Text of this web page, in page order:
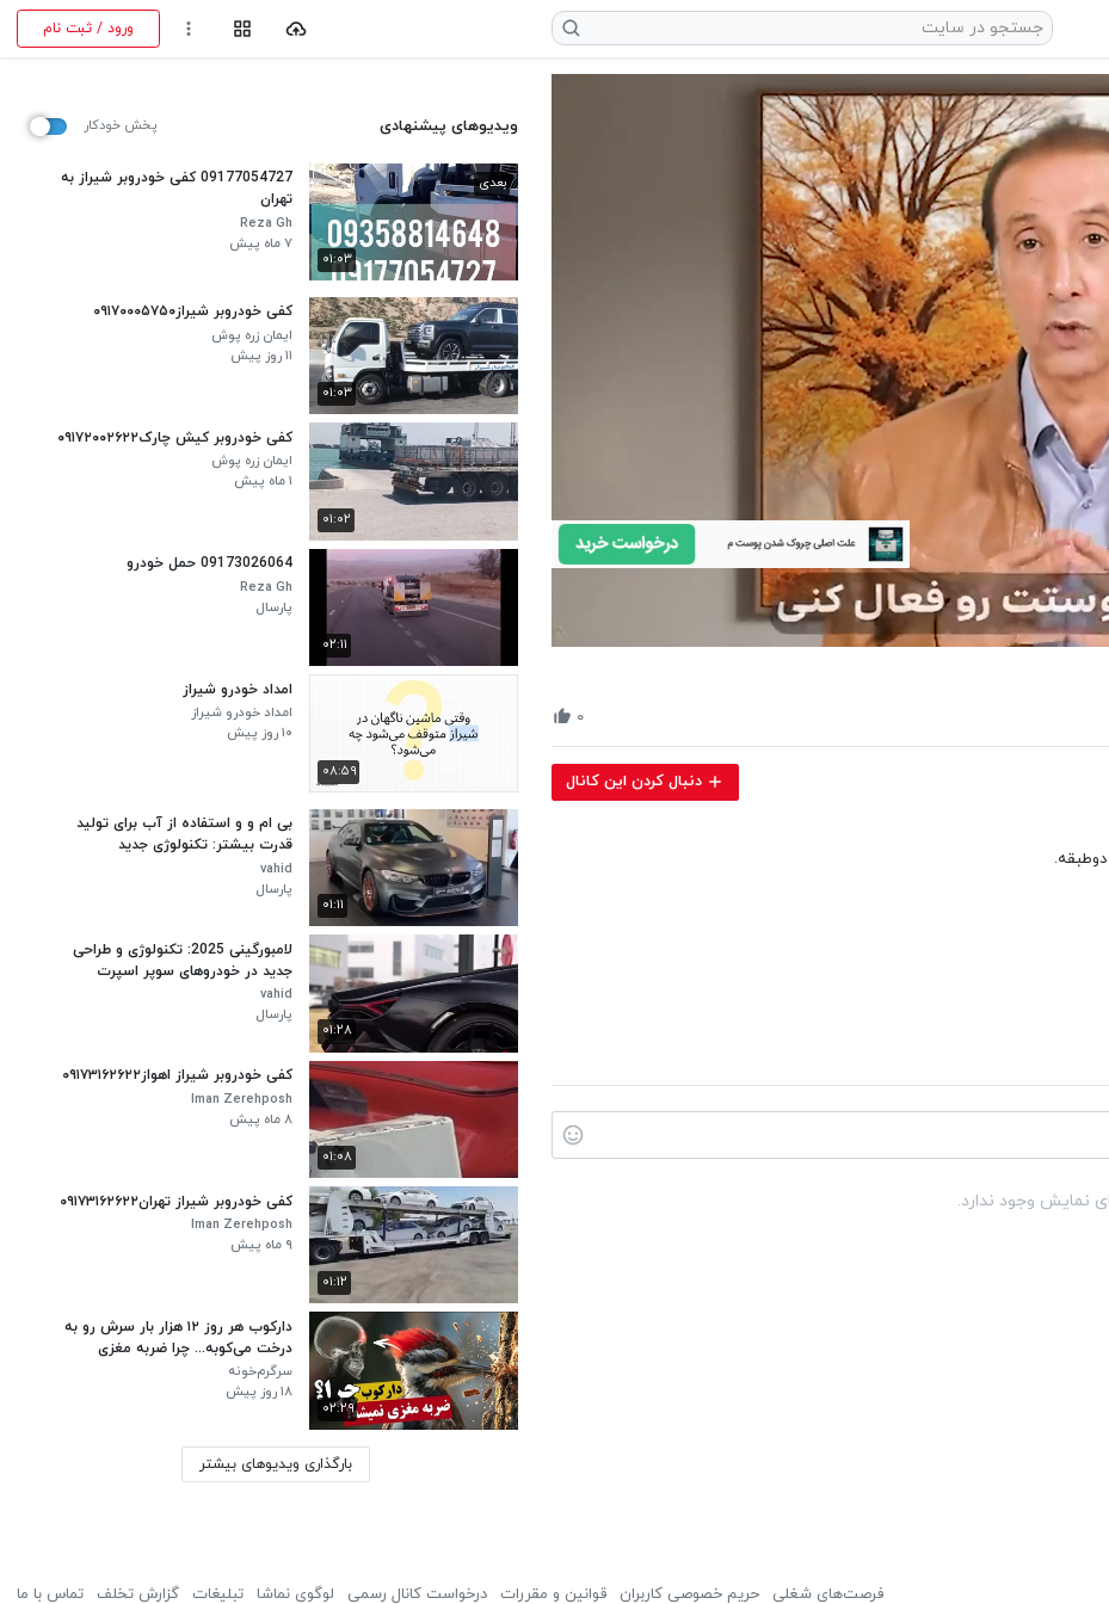
ورود / ثبت نام
۰
دنبال کردن این کانال
نمایش وجود ندارد.
ویدیوهای پیشنهادی پخش خودکار
۰۱:۰۳
بعدی
09177054727 کفی خودروبر شیراز به
تهران
Reza Gh
۷ ماه پیش
۰۱:۰۳
کفی خودروبر شیراز۰۹۱۷۰۰۰۵۷۵۰
ایمان زره پوش
۱۱ روز پیش
۰۱:۰۲
کفی خودروبر کیش چارک۰۹۱۷۲۰۰۲۶۲۲
ایمان زره پوش
۱ ماه پیش
۰۲:۱۱
09173026064 حمل خودرو
Reza Gh
پارسال
۰۸:۵۹
امداد خودرو شیراز
امداد خودرو شیراز
۱۰ روز پیش
۰۱:۱۱
بی ام و و استفاده از آب برای تولید
قدرت بیشتر: تکنولوژی جدید
vahid
پارسال
۰۱:۲۸
لامبورگینی 2025: تکنولوژی و طراحی
جدید در خودروهای سوپر اسپرت
vahid
پارسال
۰۱:۰۸
کفی خودروبر شیراز اهواز۰۹۱۷۳۱۶۲۶۲۲
Iman Zerehposh
۸ ماه پیش
۰۱:۱۲
کفی خودروبر شیراز تهران۰۹۱۷۳۱۶۲۶۲۲
Iman Zerehposh
۹ ماه پیش
۰۲:۲۹
دارکوب هر روز ۱۲ هزار بار سرش رو به
درخت می‌کوبه... چرا ضربه مغزی
نمی‌شه؟
سرگرم‌خونه
۱۸ روز پیش
بارگذاری ویدیوهای بیشتر
فرصت‌های شغلی حریم خصوصی کاربران قوانین و مقررات درخواست کانال رسمی لوگوی نماشا تبلیغات گزارش تخلف تماس با ما